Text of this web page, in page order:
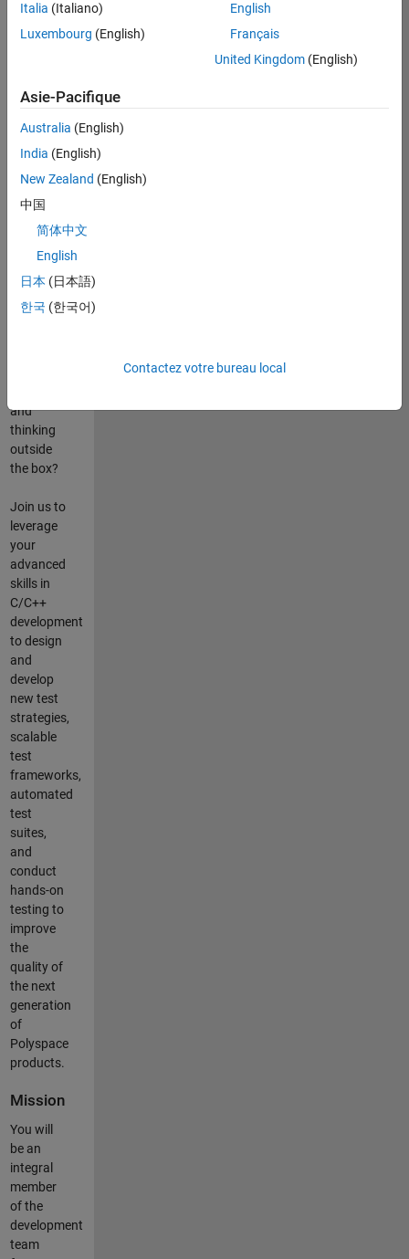
FR-
Résumé
du
poste
Are you
about
state-of-
the-art
Do you
and
thinking
outside
the box?
Join us to
leverage
your
advanced
skills in
C/C++
development
to design
and
develop
new test
strategies,
scalable
test
frameworks,
automated
test
suites,
and
conduct
hands-on
testing to
improve
the
quality of
the next
generation
of
Polyspace
products.
Mission
You will
be an
integral
member
of the
development
team
Italia (Italiano)
Luxembourg (English)
English
Français
United Kingdom(English)
Asie-Pacifique
Australia (English)
India (English)
New Zealand (English)
中国
简体中文
English
日本 (日本語)
한국 (한국어)
Contactez votre bureau local